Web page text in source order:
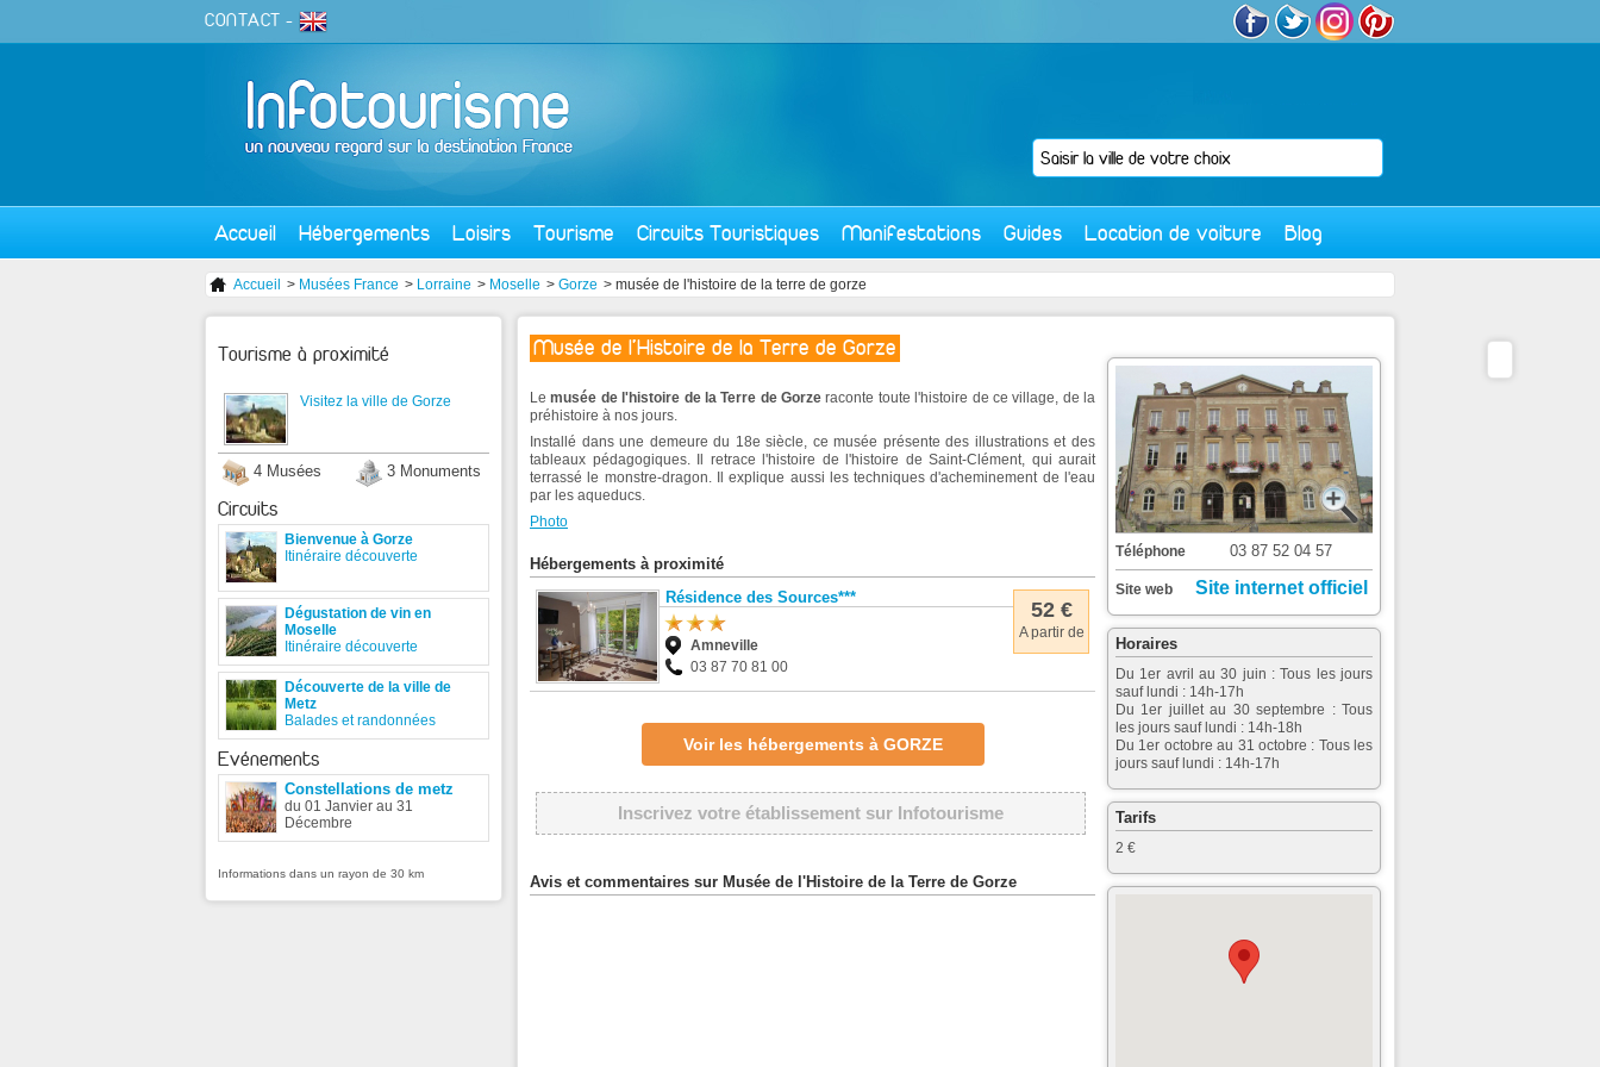
CONTACT -
Accueil Hébergements Loisirs Tourisme Circuits Touristiques Manifestations Guides Location de voiture Blog
Accueil > Musées France > Lorraine > Moselle > Gorze > musée de l'histoire de la terre de gorze
Musée de l'Histoire de la Terre de Gorze
Lemusée de l'histoire de la Terre de Gorze raconte toute l'histoire de ce village, de la
préhistoire à nos jours.
Installé dans une demeure du 18e siècle, ce musée présente des illustrations et des
tableaux pédagogiques. Il retrace l'histoire de
l'histoire de Saint-Clément, qui aurait
terrassé le monstre-dragon. Il explique aussi les techniques d'acheminement de l'eau
par les aqueducs.
Photo
Hébergements à proximité
52 €
A partir de
Résidence des Sources***
Amneville
03 87 70 81 00
Voir les hébergements à GORZE
Inscrivez votre établissement sur Infotourisme
Avis et commentaires sur Musée de l'Histoire de la Terre de Gorze
Téléphone 03 87 52 04 57
Site web Site internet officiel
Horaires
Du 1er avril au 30 juin : Tous les jours
sauf lundi : 14h-17h
Du 1er juillet au 30 septembre : Tous
les jours sauf lundi : 14h-18h
Du 1er octobre au 31 octobre : Tous les
jours sauf lundi : 14h-17h
Tarifs
2 €
Tourisme à proximité
Visitez la ville de Gorze
4 Musées 3 Monuments
Circuits
Bienvenue à Gorze
Itinéraire découverte
Dégustation de vin en
Moselle
Itinéraire découverte
Découverte de la ville de
Metz
Balades et randonnées
Evénements
Constellations de metz
du 01 Janvier au 31
Décembre
Informations dans un rayon de 30 km